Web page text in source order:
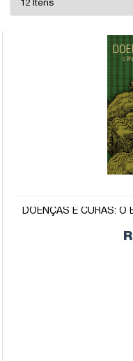
DOENÇAS E CURAS: O